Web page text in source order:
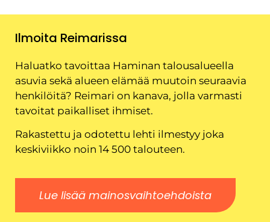
Ilmoita Reimarissa
Haluatko tavoittaa Haminan talousalueella
asuvia sekä alueen elämää muutoin seuraavia
henkilöitä? Reimari on kanava, jolla varmasti
tavoitat paikalliset ihmiset.
Rakastettu ja odotettu lehti ilmestyy joka
keskiviikko noin 14 500 talouteen.
Lue lisää mainosvaihtoehdoista